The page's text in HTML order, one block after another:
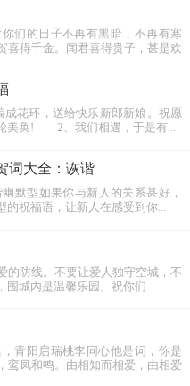
们的日子不再有黑暗，不再有寒
喜得千金。闻君喜得贵子，甚是欢
花环，送给快乐新郎新娘。祝愿
美奂! 2、我们相遇，于是有...
词大全：诙谐
默型如果你与新人的关系甚好，
祝福语，让新人在感受到你...
的防线。不要让爱人独守空城，不
城内是温馨乐园。祝你们...
青阳启瑞桃李同心他是词，你是
鸾凤和鸣。由相知而相爱，由相爱